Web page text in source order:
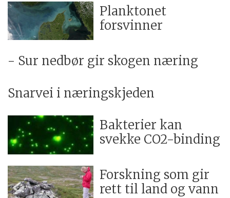
Planktonet
forsvinner
- Sur nedbør gir skogen næring
Snarvei i næringskjeden
Bakterier kan
svekke CO2-binding
Forskning som gir
rett til land og vann